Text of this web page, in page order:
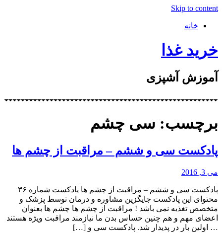
Skip to content
خانه
خرید غذا
آموزش آشپزی
برچسب: سی چشم
پادکست سی و ششم – مراقبت از چشم ها
می 3, 2016
پادکست سی و ششم – مراقبت از چشم ها پادکست شماره ۳۶
محتوای این پادکست جایگزین مشاوره و درمان توسط پزشک و
متخصص تغذیه نمی باشد ! مراقبت از چشم ها چشم ها بعنوان
اعضای مهم و هم چنین حساس بدن ما نیازمند مراقبت ویژه هستند
… اولین بار در پدیدار شد. پادکست سی و […]